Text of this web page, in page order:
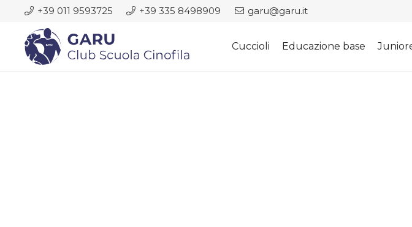
+39 011 9593725 +39 335 8498909 garu@garu.it
Cuccioli Educazione base